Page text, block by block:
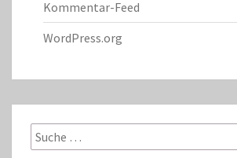
Kommentar-Feed
WordPress.org
Suche
nach: